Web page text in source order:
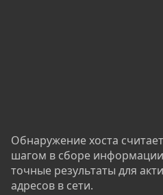
Обнаружение хоста
шагом в сборе
точные результаты для
адресов в сети.